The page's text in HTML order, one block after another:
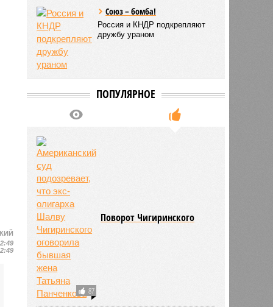
Союз – бомба!
Россия и КНДР подкрепляют
дружбу ураном
ПОПУЛЯРНОЕ
87
Поворот Чигиринского